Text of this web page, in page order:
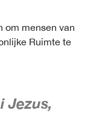
om mensen van
Ruimte te
Jezus,